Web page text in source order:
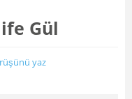
Gül
yaz